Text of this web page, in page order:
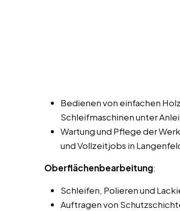
Bedienen von einfachen
Schleifmaschinen unter
Wartung und Pflege der
und Vollzeitjobs in
Oberflächenbearbeitung:
Schleifen, Polieren und
Auftragen von